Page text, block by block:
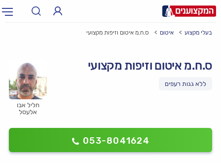
בעלי מקצוע איטום ס.ח.מ איטום וזיפות מקצועי
חליל אבו
אלעסל
ס.ח.מ איטום וזיפות מקצועי
053-8041624